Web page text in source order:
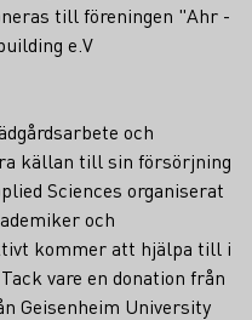
till föreningen "Ahr -
e.V
och
källan till sin försörjning
Sciences organiserat
och
kommer att hjälpa till i
vare en donation från
Geisenheim University